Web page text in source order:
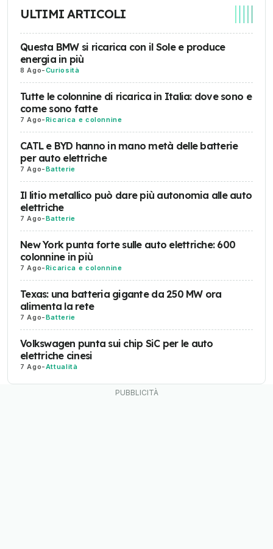
ULTIMI ARTICOLI
Questa BMW si ricarica con il Sole e produce
energia in più
8 Ago-Curiosità
Tutte le colonnine di ricarica in Italia: dove sono e
come sono fatte
7 Ago-Ricarica e colonnine
CATL e BYD hanno in mano metà delle batterie
per auto elettriche
7 Ago-Batterie
Il litio metallico può dare più autonomia alle auto
elettriche
7 Ago-Batterie
New York punta forte sulle auto elettriche: 600
colonnine in più
7 Ago-Ricarica e colonnine
Texas: una batteria gigante da 250 MW ora
alimenta la rete
7 Ago-Batterie
Volkswagen punta sui chip SiC per le auto
elettriche cinesi
7 Ago-Attualità